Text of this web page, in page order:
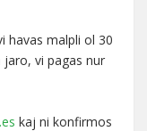
havas malpli ol 30
vi pagas nur
kaj ni konfirmos